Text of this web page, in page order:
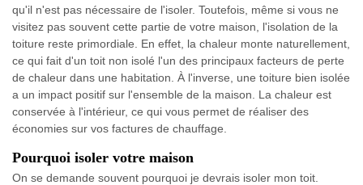
qu'il n'est pas nécessaire de l'isoler. Toutefois, même si vous ne
visitez pas souvent cette partie de votre maison, l'isolation de la
toiture reste primordiale. En effet, la chaleur monte naturellement,
ce qui fait d'un toit non isolé l'un des principaux facteurs de perte
de chaleur dans une habitation. À l'inverse, une toiture bien isolée
a un impact positif sur l'ensemble de la maison. La chaleur est
conservée à l'intérieur, ce qui vous permet de réaliser des
économies sur vos factures de chauffage.
Pourquoi isoler votre maison
On se demande souvent pourquoi je devrais isoler mon toit.